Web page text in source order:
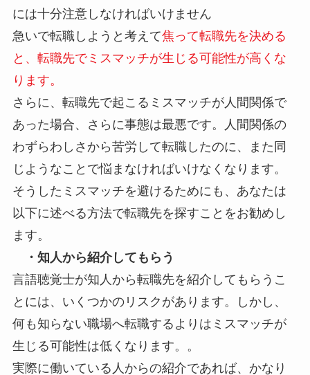
には十分注意しなければいけません
急いで転職しようと考えて焦って転職先を決める
と、転職先でミスマッチが生じる可能性が高くな
ります。
さらに、転職先で起こるミスマッチが人間関係で
あった場合、さらに事態は最悪です。人間関係の
わずらわしさから苦労して転職したのに、また同
じようなことで悩まなければいけなくなります。
そうしたミスマッチを避けるためにも、あなたは
以下に述べる方法で転職先を探すことをお勧めし
ます。
・知人から紹介してもらう
言語聴覚士が知人から転職先を紹介してもらうこ
とには、いくつかのリスクがあります。しかし、
何も知らない職場へ転職するよりはミスマッチが
生じる可能性は低くなります。。
実際に働いている人からの紹介であれば、かなり